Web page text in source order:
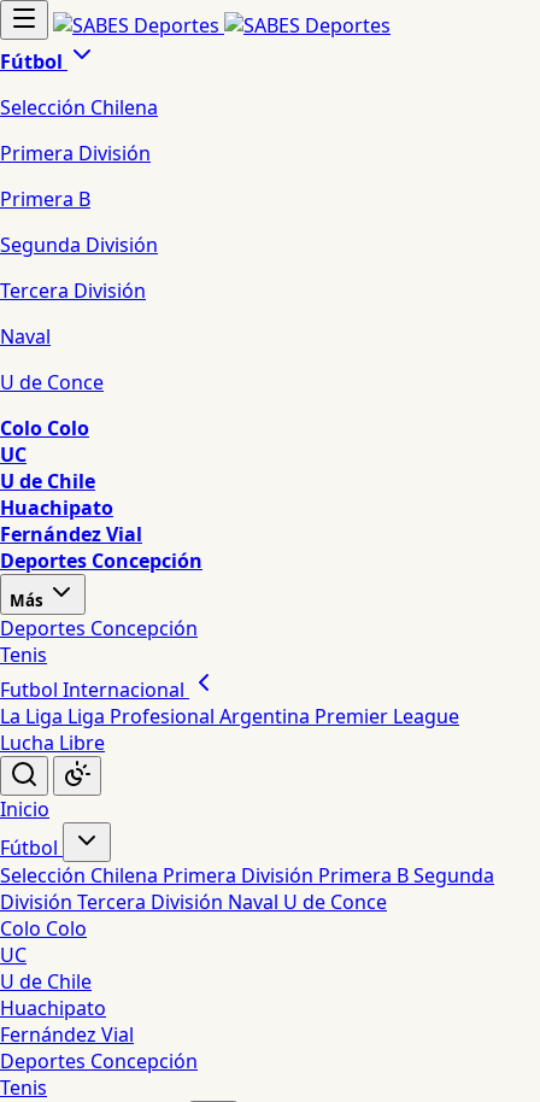
Fútbol
Selección Chilena
Primera División
Primera B
Segunda División
Tercera División
Naval
U de Conce
Colo Colo
UC
U de Chile
Huachipato
Fernández Vial
Deportes Concepción
Más
Deportes Concepción
Tenis
Futbol Internacional
La Liga Liga Profesional Argentina Premier League
Lucha Libre
Inicio
Fútbol
Selección Chilena Primera División Primera BSegunda
División Tercera División Naval U de Conce
Colo Colo
UC
U de Chile
Huachipato
Fernández Vial
Deportes Concepción
Tenis